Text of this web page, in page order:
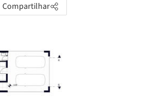
Compartilhar